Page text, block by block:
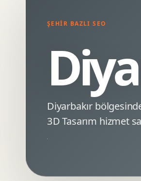
SEO Uyumlu Web Tasarim
Webflow Web Tasarim
Kurumsal Site Yenileme
Minimal Logo Tasarimi
Premium Logo Tasarimi
Logo Revizyonu
ŞEHIR BAZLI SEO
Diyarbakır
3D Tasarım hizmet